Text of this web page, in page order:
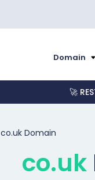
Domain
🚀
co.uk Domain
co.uk